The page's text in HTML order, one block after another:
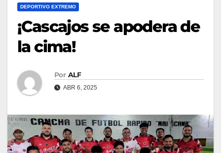
DEPORTIVO EXTREMO
¡Cascajos se apodera de
la cima!
Por ALF
ABR 6, 2025